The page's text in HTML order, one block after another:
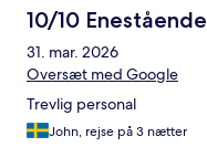
10/10 Enestående
31. mar. 2026
Oversæt med Google
Trevlig personal
John, rejse på 3 nætter